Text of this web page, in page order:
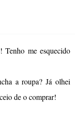
Tenho me esquecido
a roupa? Já olhei
de o comprar!